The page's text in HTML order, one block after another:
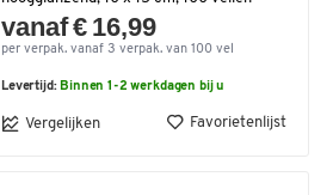
vanaf € 16,99
per verpak. vanaf 3 verpak. van 100 vel
Levertijd: Binnen 1-2 werkdagen bij u
Vergelijken Favorietenlijst